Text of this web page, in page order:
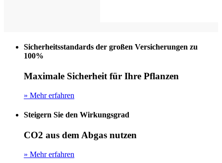
Sicherheitsstandards der großen Versicherungen zu
100%
Maximale Sicherheit für Ihre Pflanzen
» Mehr erfahren
Steigern Sie den Wirkungsgrad
CO2 aus dem Abgas nutzen
» Mehr erfahren